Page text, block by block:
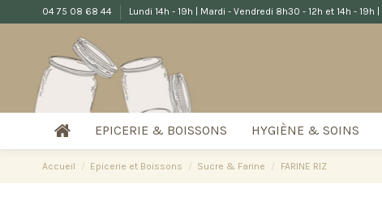
04 75 08 68 44 Lundi 14h - 19h | Mardi - Vendredi 8h30 - 12h et 14h - 19h
EPICERIE & BOISSONS HYGIÈNE & SOINS
Accueil Epicerie et Boissons Sucre & Farine FARINE RIZ